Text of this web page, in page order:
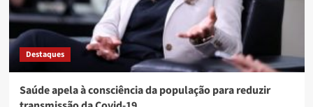
Destaques
Saúde apela à consciência da população para reduzir